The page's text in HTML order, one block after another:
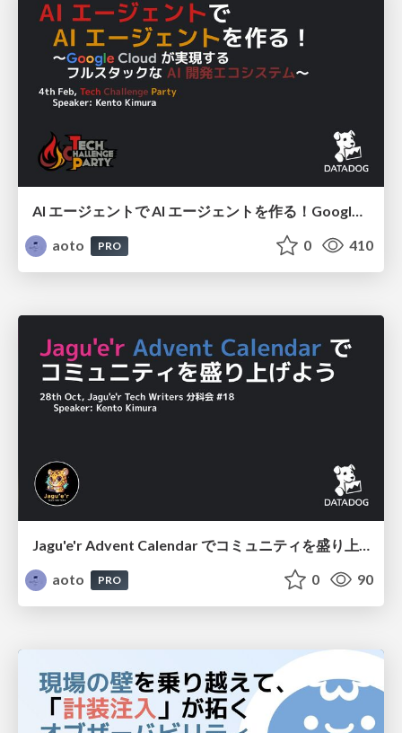
AI エージェントで AI エージェントを作る！Google Cloudが実現するフルスタックな AI 開発エコシステム / Building AI Agents with AI Agents! Full-Stack AI Development Ecosystem on Google Cloud
aoto
PRO 0 410
Jagu'e'r Advent Calendar でコミュニティを盛り上げよう / Join us the community with Jagu'e'r Advent Calendar
aoto
PRO 0 90